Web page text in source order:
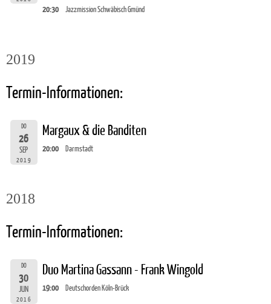
20:30 Jazzmission Schwäbisch Gmünd
2019
Termin-Informationen:
DO
26
SEP
2019
Margaux & die Banditen
20:00 Darmstadt
2018
Termin-Informationen:
DO
30
JUN
2016
Duo Martina Gassann - Frank Wingold
19:00 Deutschorden Köln-Brück